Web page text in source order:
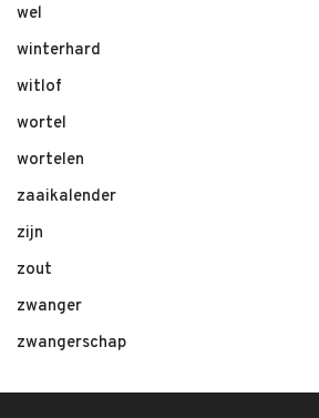
wel
winterhard
witlof
wortel
wortelen
zaaikalender
zijn
zout
zwanger
zwangerschap